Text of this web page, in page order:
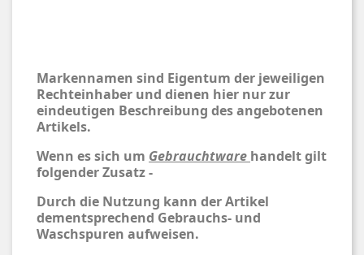
Markennamen sind Eigentum der jeweiligen
Rechteinhaber und dienen hier nur zur
eindeutigen Beschreibung des angebotenen
Artikels.
Wenn es sich um Gebrauchtware handelt gilt
folgender Zusatz -
Durch die Nutzung kann der Artikel
dementsprechend Gebrauchs- und
Waschspuren aufweisen.